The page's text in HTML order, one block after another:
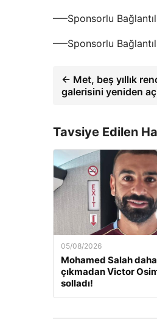
—–Sponsorlu
—–Sponsorlu
← Met, beş yıllık
galerisini yeniden
Tavsiye Edilen
05/08/2026
Mohamed Salah
çıkmadan Victor
solladı!